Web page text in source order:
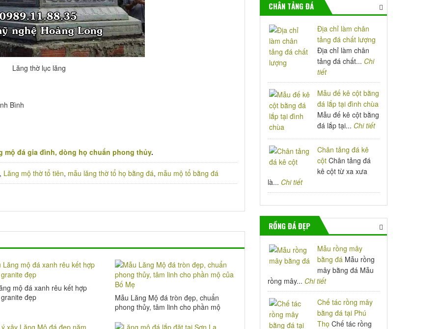
Lăng thờ lục lăng
Bình
mộ đá gia đình, dòng họ chuẩn phong thủy.
, Lăng mộ thờ tổ tiên, mẫu lăng thờ tổ họ bằng đá, mẫu mộ tổ bằng đá
mộ đá xanh rêu kết hợp
đẹp
Mẫu Lăng Mộ đá tròn đẹp, chuẩn
phong thủy, tâm linh cho phần mộ
CHÂN TẢNG ĐÁ
Địa chỉ làm chân
tảng đá chất lượng
Địa chỉ làm chân
tảng đá chất... Chi
tiết
Mẫu đế kê cột bằng
đá lắp tại đình chùa
Mẫu đế kê cột bằng
đá lắp tại... Chi tiết
Chân tảng đá kê
cột Chân tảng đá
kê cột từ xa xưa
là... Chi tiết
RỒNG ĐÁ ĐẸP
Mẫu rồng mây
bằng đá Mẫu rồng
mây bằng đá Mẫu
rồng mây... Chi tiết
Chế tác rồng mây
bằng đá tại Phú
Thọ Chế tác rồng